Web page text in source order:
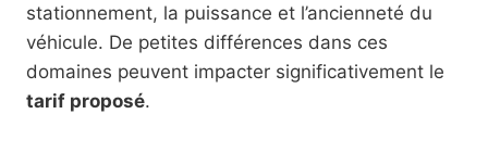
stationnement, la puissance et l’ancienneté du
véhicule. De petites différences dans ces
domaines peuvent impacter significativement le
tarif proposé.